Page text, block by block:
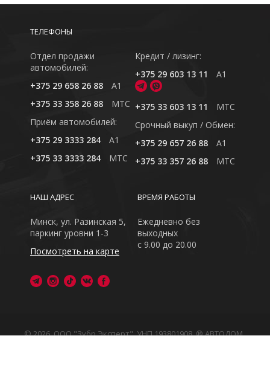
ТЕЛЕФОНЫ
Отдел продажи
автомобилей:
+375 29 658 26 88
A1
+375 33 358 26 88
MTC
Приём автомобилей:
+375 29 3333 284
A1
+375 33 3333 284
MTC
Кредит / лизинг:
+375 29 603 13 11
A1
+375 33 603 13 11
MTC
Cрочный выкуп / Обмен:
+375 29 657 26 88
A1
+375 33 357 26 88
MTC
ВРЕМЯ РАБОТЫ
Ежедневно без
выходных
с 9.00 до 20.00
НАШ АДРЕС
Минск, ул. Разинская 5,
паркинг уровни 1-3
Посмотреть на карте
© 2026, ООО "Зубр Эксперт", УНП 193801908. ® АВТОДОМ